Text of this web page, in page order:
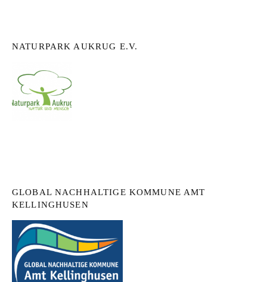
NATURPARK AUKRUG E.V.
GLOBAL NACHHALTIGE KOMMUNE AMT
KELLINGHUSEN